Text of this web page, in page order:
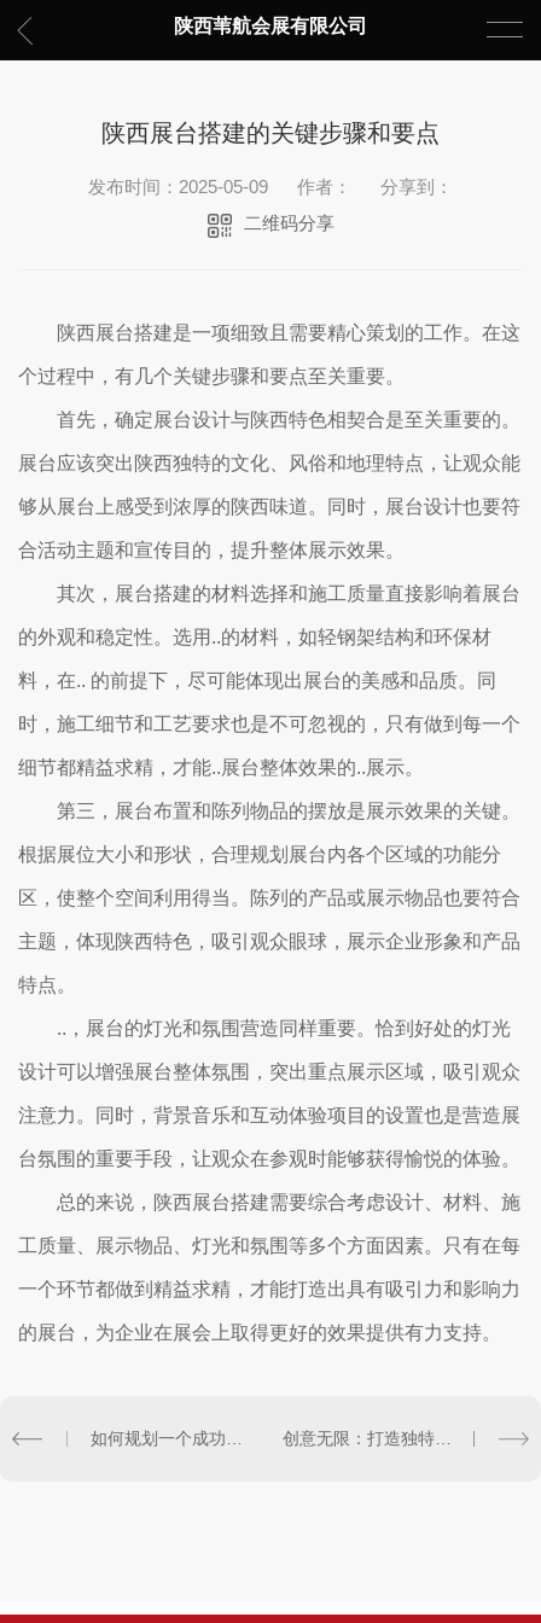
陕西苇航会展有限公司
陕西展台搭建的关键步骤和要点
发布时间：2025-05-09 作者：
分享到：
二维码分享
陕西展台搭建是一项细致且需要精心策划的工作。在这
个过程中，有几个关键步骤和要点至关重要。
首先，确定展台设计与陕西特色相契合是至关重要的。
展台应该突出陕西独特的文化、风俗和地理特点，让观众能
够从展台上感受到浓厚的陕西味道。同时，展台设计也要符
合活动主题和宣传目的，提升整体展示效果。
其次，展台搭建的材料选择和施工质量直接影响着展台
的外观和稳定性。选用..的材料，如轻钢架结构和环保材
料，在.. 的前提下，尽可能体现出展台的美感和品质。同
时，施工细节和工艺要求也是不可忽视的，只有做到每一个
细节都精益求精，才能..展台整体效果的..展示。
第三，展台布置和陈列物品的摆放是展示效果的关键。
根据展位大小和形状，合理规划展台内各个区域的功能分
区，使整个空间利用得当。陈列的产品或展示物品也要符合
主题，体现陕西特色，吸引观众眼球，展示企业形象和产品
特点。
..，展台的灯光和氛围营造同样重要。恰到好处的灯光
设计可以增强展台整体氛围，突出重点展示区域，吸引观众
注意力。同时，背景音乐和互动体验项目的设置也是营造展
台氛围的重要手段，让观众在参观时能够获得愉悦的体验。
总的来说，陕西展台搭建需要综合考虑设计、材料、施
工质量、展示物品、灯光和氛围等多个方面因素。只有在每
一个环节都做到精益求精，才能打造出具有吸引力和影响力
的展台，为企业在展会上取得更好的效果提供有力支持。